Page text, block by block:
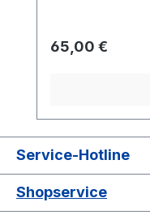
Regulärer Preis:
65,00 €
Service-Hotline
Shopservice